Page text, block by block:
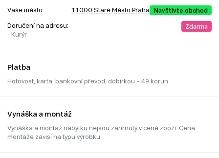
Vaše město: 11000 Staré Město Praha Navštivte obchod
Doručení na adresu:
- Kurýr
Zdarma
Platba
Hotovost, karta, bankovní převod, dobírkou – 49 korun.
Vynáška a montáž
Vynáška a montáž nábytku nejsou zahrnuty v ceně zboží. Cena
montáže závisí na typu výrobku.